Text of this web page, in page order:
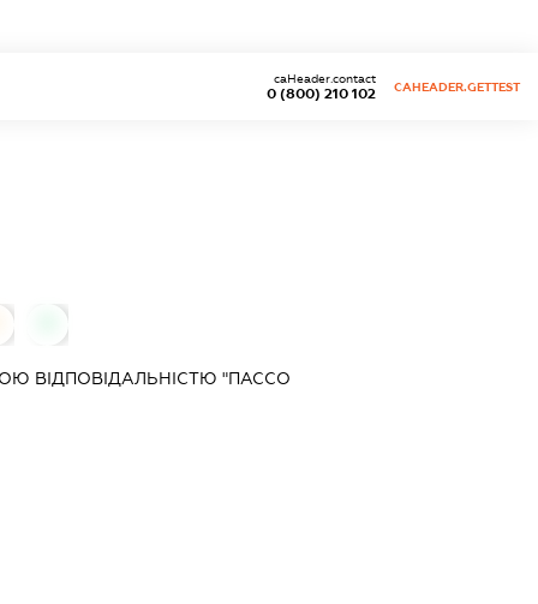
0 (800) 210 102
caHeader.contact
CAHEADER.GETTEST
ВІДПОВІДАЛЬНІСТЮ "ПАССО